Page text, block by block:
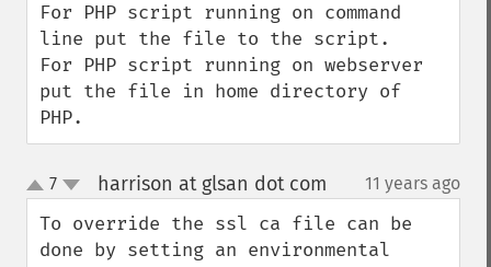
For PHP script running on command
line put the file to the script.
For PHP script running on webserver
put the file in home directory of
PHP.
up
down
7 harrison at glsan dot com 11 years ago
To override the ssl ca file can be
done by setting an environmental